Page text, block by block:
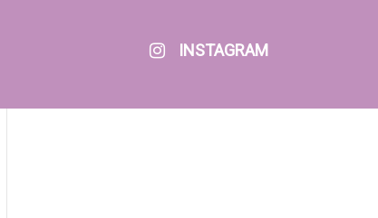
INSTAGRAM